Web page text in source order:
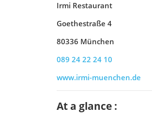
Irmi Restaurant
Goethestraße 4
80336 München
089 24 22 24 10
www.irmi-muenchen.de
At a glance :